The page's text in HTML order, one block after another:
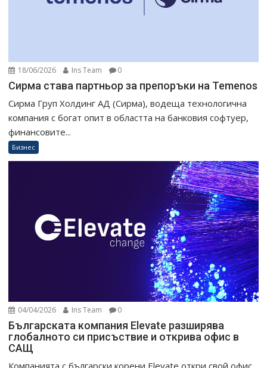
18/06/2026 Ins Team 0
Сирма става партньор за препоръки на Temenos
Сирма Груп Холдинг АД (Сирма), водеща технологична
компания с богат опит в областта на банковия софтуер,
финансовите...
Бизнес
04/04/2026 Ins Team 0
Българската компания Elevate разширява
глобалното си присъствие и открива офис в
САЩ
Компанията с български корени Elevate откри свой офис